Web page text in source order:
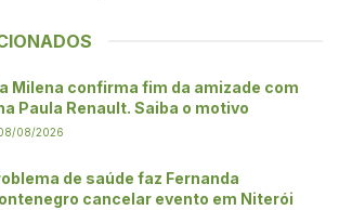
Milena confirma fim da amizade com
Paula Renault. Saiba o motivo
08/2026
de saúde faz Fernanda
cancelar evento em Niterói